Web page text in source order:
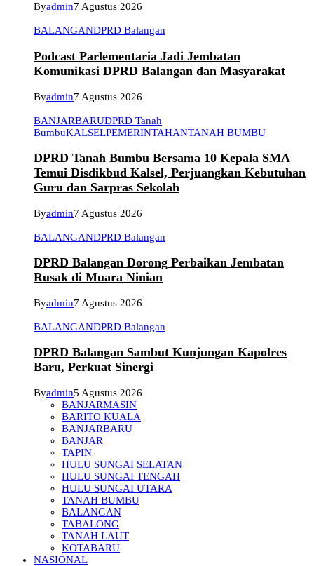
Byadmin7 Agustus 2026
BALANGANDPRD Balangan
Podcast Parlementaria Jadi Jembatan
Komunikasi DPRD Balangan dan Masyarakat
Byadmin7 Agustus 2026
BANJARBARUDPRD Tanah
BumbuKALSELPEMERINTAHANTANAH BUMBU
DPRD Tanah Bumbu Bersama 10 Kepala SMA
Temui Disdikbud Kalsel, Perjuangkan Kebutuhan
Guru dan Sarpras Sekolah
Byadmin7 Agustus 2026
BALANGANDPRD Balangan
DPRD Balangan Dorong Perbaikan Jembatan
Rusak di Muara Ninian
Byadmin7 Agustus 2026
BALANGANDPRD Balangan
DPRD Balangan Sambut Kunjungan Kapolres
Baru, Perkuat Sinergi
Byadmin5 Agustus 2026
BANJARMASIN
BARITO KUALA
BANJARBARU
BANJAR
TAPIN
HULU SUNGAI SELATAN
HULU SUNGAI TENGAH
HULU SUNGAI UTARA
TANAH BUMBU
BALANGAN
TABALONG
TANAH LAUT
KOTABARU
NASIONAL